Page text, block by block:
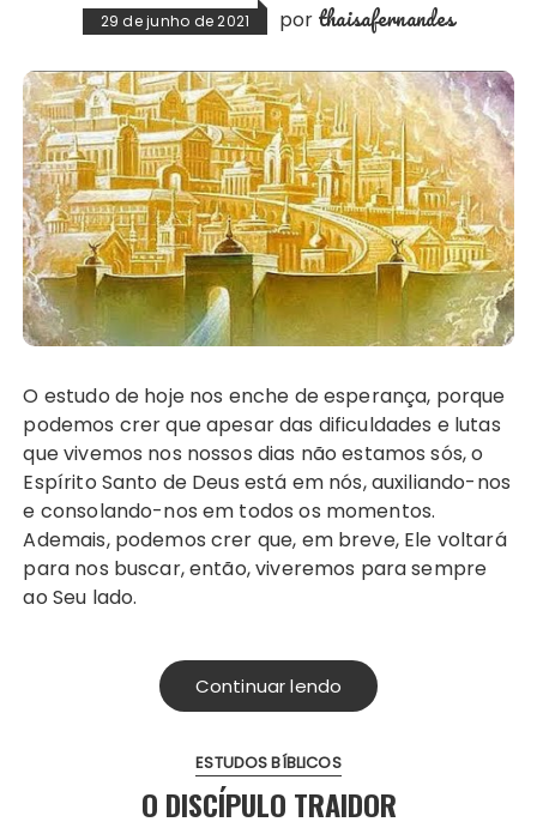
29 de junho de 2021 por thaisafernandes
O estudo de hoje nos enche de esperança, porque
podemos crer que apesar das dificuldades e lutas
que vivemos nos nossos dias não estamos sós, o
Espírito Santo de Deus está em nós, auxiliando-nos
e consolando-nos em todos os momentos.
Ademais, podemos crer que, em breve, Ele voltará
para nos buscar, então, viveremos para sempre
ao Seu lado.
Continuar lendo
ESTUDOS BÍBLICOS
O DISCÍPULO TRAIDOR